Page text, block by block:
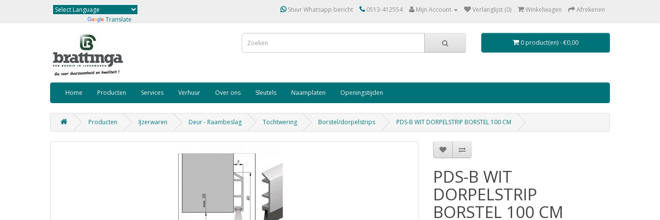
Translate
Stuur Whatsapp bericht 0513-412554 Mijn Account Verlanglijst (0) Winkelwagen Afrekenen
0 product(en) - €0,00
Home Producten Services Verhuur Over ons Sleutels Naamplaten Openingstijden
Producten IJzerwaren Deur - Raambeslag Tochtwering Borstel/dorpelstrips PDS-B WIT DORPELSTRIP BORSTEL 100 CM
PDS-B WIT
DORPELSTRIP
BORSTEL 100 CM